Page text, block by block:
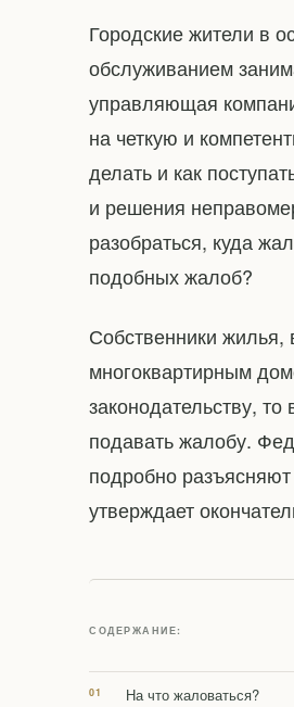
Городские жители в
обслуживанием
управляющая
на четкую и
делать и как
и решения
разобраться, куда
подобных жалоб?
Собственники
многоквартирным
законодательству,
подавать жалобу.
подробно
утверждает
СОДЕРЖАНИЕ:
На что жаловаться?